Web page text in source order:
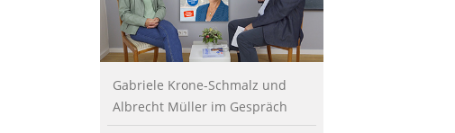
Gabriele Krone-Schmalz und
Albrecht Müller im Gespräch